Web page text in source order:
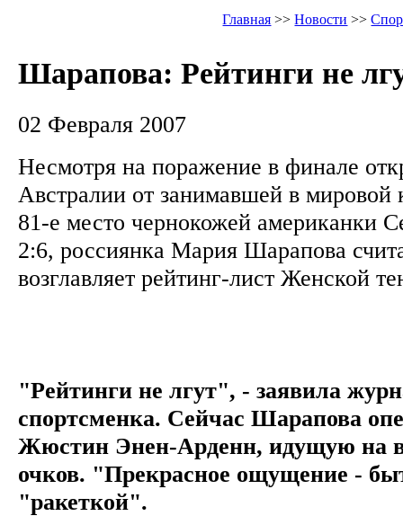
Главная >>Новости >>
Шарапова: Рейтинги не
02 Февраля 2007
Несмотря на поражение в финале
Австралии от занимавшей в
81-е место чернокожей американки
2:6, россиянка Мария Шарапова
возглавляет рейтинг-лист Женской
"Рейтинги не лгут", - заявила
спортсменка. Сейчас Шарапова
Жюстин Энен-Арденн, идущую на
очков. "Прекрасное ощущение -
"ракеткой".